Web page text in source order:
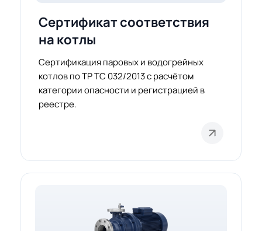
Сертификат соответствия
на котлы
Сертификация паровых и водогрейных
котлов по ТР ТС 032/2013 с расчётом
категории опасности и регистрацией в
реестре.